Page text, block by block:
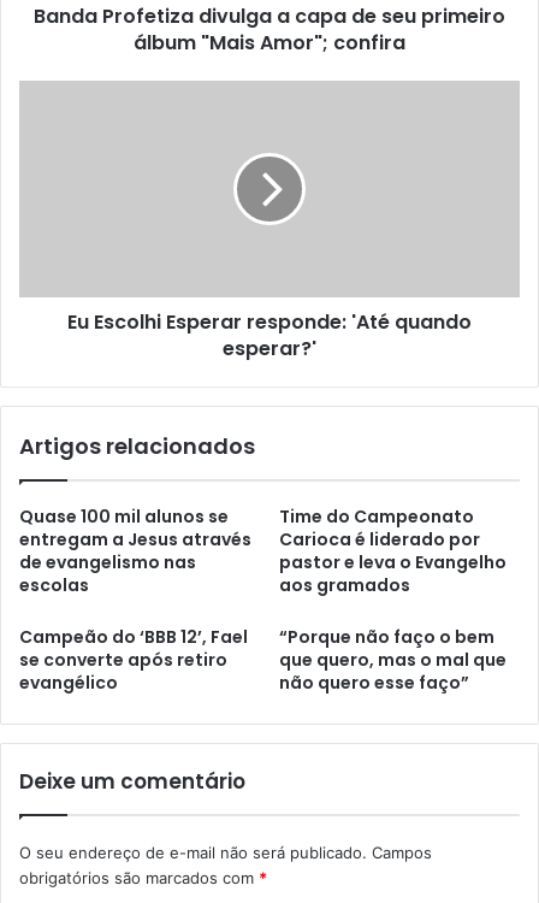
Banda Profetiza divulga a capa de seu primeiro
álbum "Mais Amor"; confira
Eu Escolhi Esperar responde: 'Até quando
esperar?'
Artigos relacionados
Quase 100 mil alunos se
entregam a Jesus através
de evangelismo nas
escolas
Time do Campeonato
Carioca é liderado por
pastor e leva o Evangelho
aos gramados
Campeão do ‘BBB 12’, Fael
se converte após retiro
evangélico
“Porque não faço o bem
que quero, mas o mal que
não quero esse faço”
Deixe um comentário
O seu endereço de e-mail não será publicado. Campos
obrigatórios são marcados com *